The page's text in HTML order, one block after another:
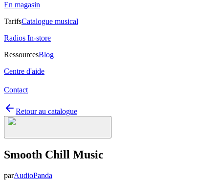
En magasin
TarifsCatalogue musical
Radios In-store
RessourcesBlog
Centre d'aide
Contact
Retour au catalogue
Smooth Chill Music
parAudioPanda